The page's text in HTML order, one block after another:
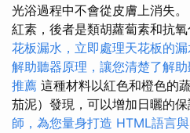
光浴過程中不會從皮膚上消失
紅素，後者是類胡蘿蔔素和抗
花板漏水，立即處理天花板的
解助聽器原理，讓您清楚了解
推薦 這種材料以紅色和橙色的
茄泥）發現，可以增加日曬的保
師，為您量身打造 HTML語言